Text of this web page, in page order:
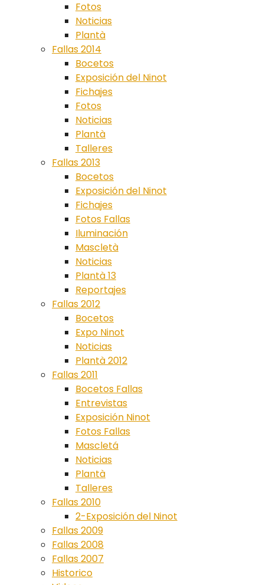
Fotos
Noticias
Plantà
Fallas 2014
Bocetos
Exposición del Ninot
Fichajes
Fotos
Noticias
Plantà
Talleres
Fallas 2013
Bocetos
Exposición del Ninot
Fichajes
Fotos Fallas
Iluminación
Mascletà
Noticias
Plantà 13
Reportajes
Fallas 2012
Bocetos
Expo Ninot
Noticias
Plantà 2012
Fallas 2011
Bocetos Fallas
Entrevistas
Exposición Ninot
Fotos Fallas
Mascletá
Noticias
Plantà
Talleres
Fallas 2010
2-Exposición del Ninot
Fallas 2009
Fallas 2008
Fallas 2007
Historico